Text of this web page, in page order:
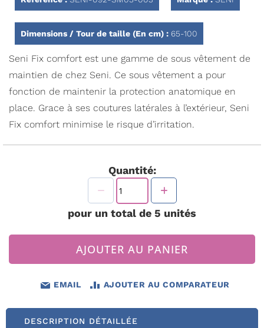
Dimensions / Tour de taille (En cm) : 65-100
Seni Fix comfort est une gamme de sous vêtement de
maintien de chez Seni. Ce sous vêtement a pour
fonction de maintenir la protection anatomique en
place. Grace à ses coutures latérales à l’extérieur, Seni
Fix comfort minimise le risque d’irritation.
Quantité:
pour un total de 5 unités
AJOUTER AU PANIER
EMAIL AJOUTER AU COMPARATEUR
DESCRIPTION DÉTAILLÉE